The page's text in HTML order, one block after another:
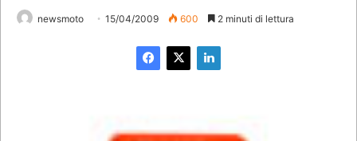
newsmoto 15/04/2009 600 2 minuti di lettura